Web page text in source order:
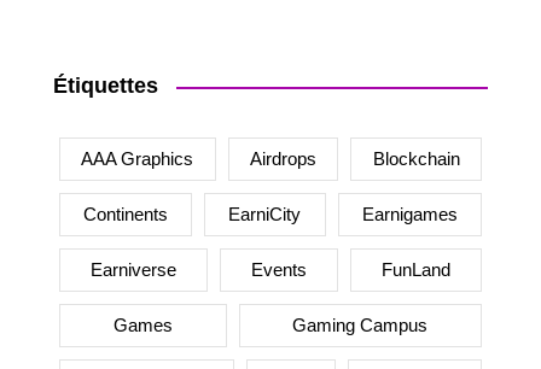
Étiquettes
AAA Graphics Airdrops Blockchain
Continents EarniCity Earnigames
Earniverse Events FunLand
Games Gaming Campus